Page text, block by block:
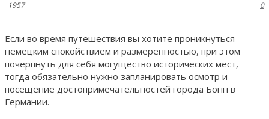
1957 0
Если во время путешествия вы хотите проникнуться
немецким спокойствием и размеренностью, при этом
почерпнуть для себя могущество исторических мест,
тогда обязательно нужно запланировать осмотр и
посещение достопримечательностей города Бонн в
Германии.